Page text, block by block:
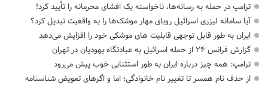
ترامپ در حمله‌ به رسانه‌ها، ناخواسته یک افشای محرمانه را تأیید کرد!
آیا سامانه لیزری اسرائیل رویای مهار موشک‌ها را به واقعیت تبدیل کرد؟
ایران به طور قابل توجهی قابلیت های موشکی خود را افزایش می‌دهد
گزارش فرانس ۲۴ از حمله اسرائیل به عبادتگاه یهودیان در تهران
ترامپ: همه چیز درباره ایران به طور استثنایی خوب پیش می‌رود
از حذف نام همسر تا تغییر نام خانوادگی؛ اما و اگرهای تعویض شناسنامه